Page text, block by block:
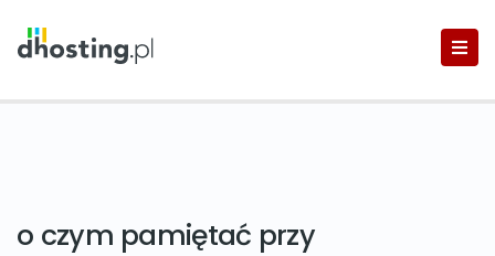
o czym pamiętać przy